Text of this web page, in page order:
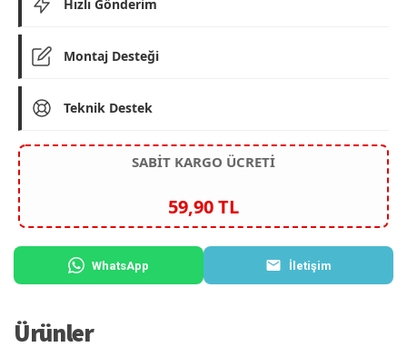
Hızlı Gönderim
Montaj Desteği
Teknik Destek
SABİT KARGO ÜCRETİ
59,90 TL
WhatsApp İletişim
Ürünler